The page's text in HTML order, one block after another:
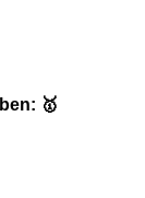
🥇